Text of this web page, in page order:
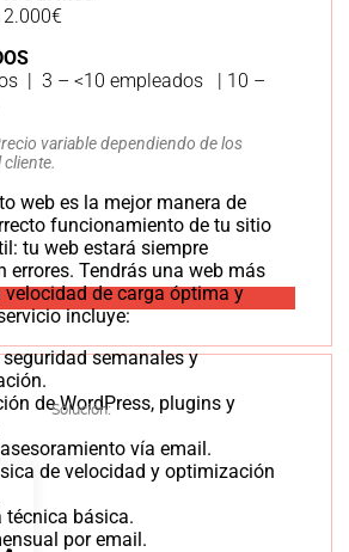
| 3 – <10 empleados | 10 –
variable dependiendo de los
web es la mejor manera de
funcionamiento de tu sitio
tu web estará siempre
errores. Tendrás una web más
velocidad de carga óptima y
incluye:
semanales y
de WordPress, plugins y
vía email.
de velocidad y optimización
técnica básica.
por email.
Solución: